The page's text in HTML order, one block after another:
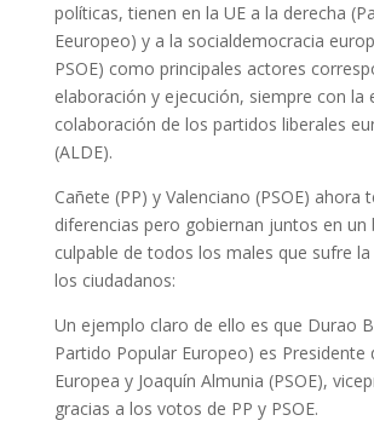
políticas, tienen en la UE a la derecha
Eeuropeo) y a la socialdemocracia
PSOE) como principales actores
elaboración y ejecución, siempre con la
colaboración de los partidos liberales
(ALDE).
Cañete (PP) y Valenciano (PSOE) ahora
diferencias pero gobiernan juntos en un
culpable de todos los males que sufre
los ciudadanos:
Un ejemplo claro de ello es que Durao
Partido Popular Europeo) es Presidente
Europea y Joaquín Almunia (PSOE),
gracias a los votos de PP y PSOE.